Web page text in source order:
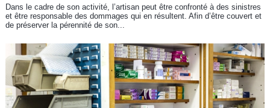
Dans le cadre de son activité, l’artisan peut être confronté à des sinistres
et être responsable des dommages qui en résultent. Afin d’être couvert et
de préserver la pérennité de son...